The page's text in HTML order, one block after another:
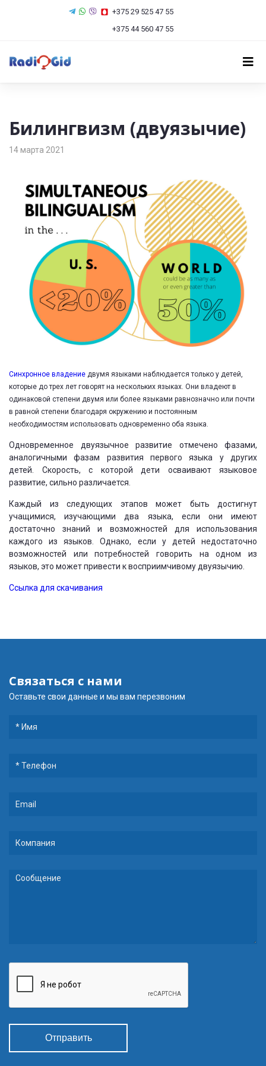
+375 29 525 47 55
+375 44 560 47 55
Билингвизм (двуязычие)
14 марта 2021
Синхронное владение двумя языками наблюдается только у детей,
которые до трех лет говорят на нескольких языках. Они владеют в
одинаковой степени двумя или более языками равнозначно или почти
в равной степени благодаря окружению и постоянным
необходимостям использовать одновременно оба языка.
Одновременное двуязычное развитие отмечено фазами,
аналогичными фазам развития первого языка у других
детей. Скорость, с которой дети осваивают языковое
развитие, сильно различается.
Каждый из следующих этапов может быть достигнут
учащимися, изучающими два языка, если они имеют
достаточно знаний и возможностей для использования
каждого из языков. Однако, если у детей недостаточно
возможностей или потребностей говорить на одном из
языков, это может привести к восприимчивому двуязычию.
Ссылка для скачивания
Связаться с нами
Оставьте свои данные и мы вам перезвоним
Отправить